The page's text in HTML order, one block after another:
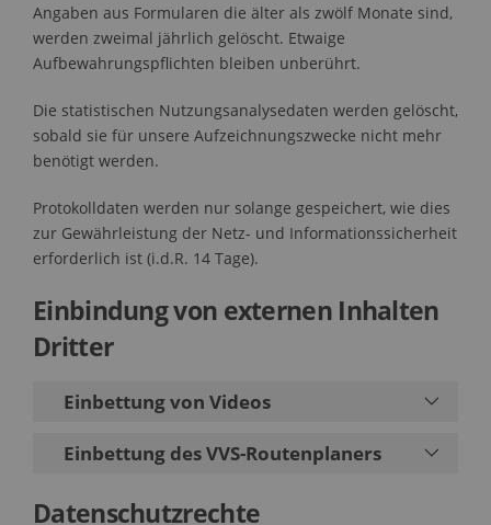
Angaben aus Formularen die älter als zwölf Monate sind,
werden zweimal jährlich gelöscht. Etwaige
Aufbewahrungspflichten bleiben unberührt.
Die statistischen Nutzungsanalysedaten werden gelöscht,
sobald sie für unsere Aufzeichnungszwecke nicht mehr
benötigt werden.
Protokolldaten werden nur solange gespeichert, wie dies
zur Gewährleistung der Netz- und Informationssicherheit
erforderlich ist (i.d.R. 14 Tage).
Einbindung von externen Inhalten
Dritter
Einbettung von Videos
Einbettung des VVS-Routenplaners
Datenschutzrechte